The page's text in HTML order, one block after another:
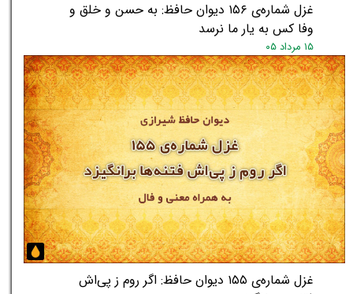
★★
غزل شماره‌ی ۱۵۶ دیوان حافظ: به حسن و خلق و
وفا کس به یار ما نرسد
۱۵ مرداد ۰۵
غزل شماره‌ی ۱۵۵ دیوان حافظ: اگر روم ز پی‌اش